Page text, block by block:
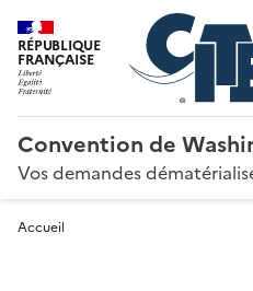
RÉPUBLIQUE
FRANÇAISE
Convention de
Vos demandes
Accueil